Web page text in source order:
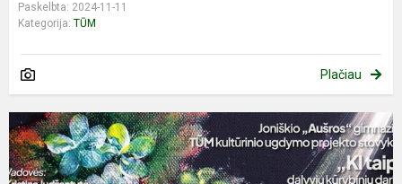
Paskelbta: 2024-11-11
Kategorija: TŪM
Plačiau